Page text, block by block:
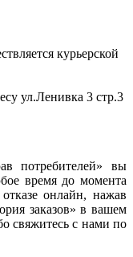
курьерской
ул.Ленивка 3 стр.3
потребителей» вы
время до момента
онлайн, нажав
заказов» в вашем
свяжитесь с нами по